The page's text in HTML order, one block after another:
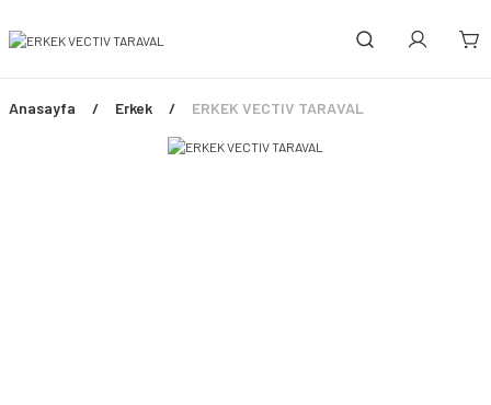
Anasayfa Erkek ERKEK VECTIV TARAVAL